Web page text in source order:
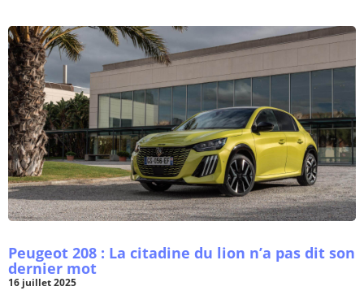
Peugeot 208 : La citadine du lion n’a pas dit son
dernier mot
16 juillet 2025